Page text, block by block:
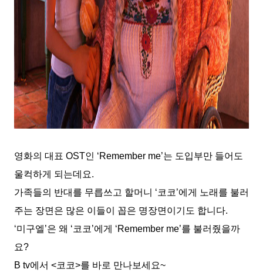
영화의 대표 OST인 ‘Remember me’는 도입부만 들어도
울컥하게 되는데요.
가족들의 반대를 무릅쓰고 할머니 ‘코코’에게 노래를 불러
주는 장면은 많은 이들이 꼽은 명장면이기도 합니다.
‘미구엘’은 왜 ‘코코’에게 ‘Remember me’를 불러줬을까
요?
B tv에서 <코코>를 바로 만나보세요~